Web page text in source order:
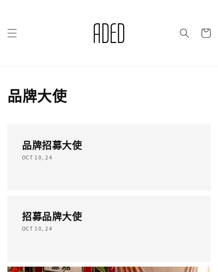
品牌大使
品牌招募大使
OCT 10, 24
招募品牌大使
OCT 10, 24